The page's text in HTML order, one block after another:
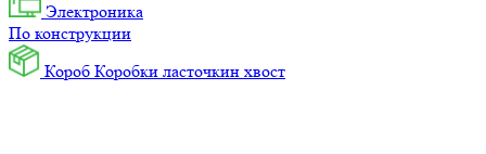
Электроника
По конструкции
Короб Коробки ласточкин хвост